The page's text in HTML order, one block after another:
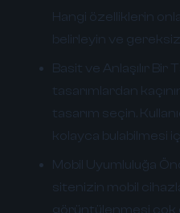
Hangi özelliklerin
belirleyin ve gereksiz
Basit ve Anlaşılır Bir
tasarımlardan
tasarım seçin.
kolayca bulabilmesi
Mobil Uyumluluğa
sitenizin mobil
görüntülenmesi çok